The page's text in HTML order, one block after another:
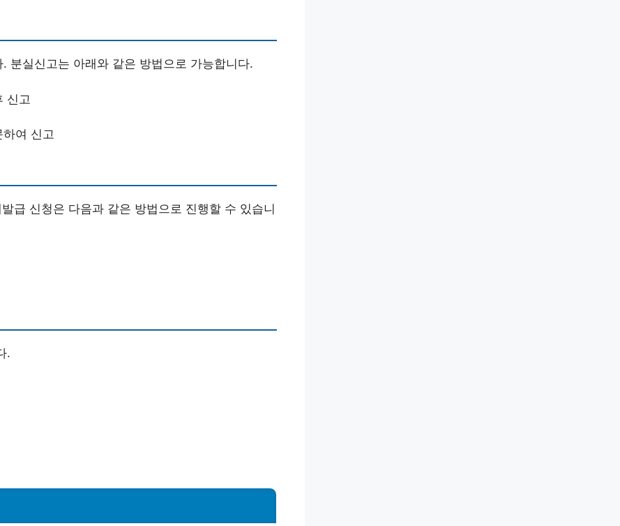
분실신고는 아래와 같은 방법으로 가능합니다.
신고
여 신고
급 신청은 다음과 같은 방법으로 진행할 수 있습니
.